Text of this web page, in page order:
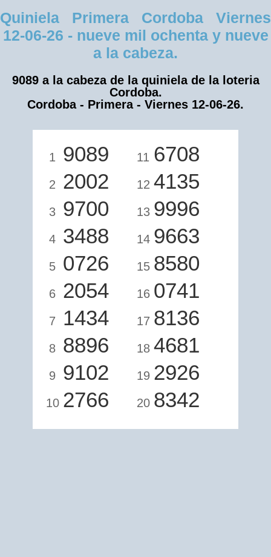
Quiniela Primera Cordoba Viernes
12-06-26 - nueve mil ochenta y nueve
a la cabeza.
9089 a la cabeza de la quiniela de la loteria
Cordoba.
Cordoba - Primera - Viernes 12-06-26.
1 9089
2 2002
3 9700
4 3488
5 0726
6 2054
7 1434
8 8896
9 9102
10 2766
11 6708
12 4135
13 9996
14 9663
15 8580
16 0741
17 8136
18 4681
19 2926
20 8342